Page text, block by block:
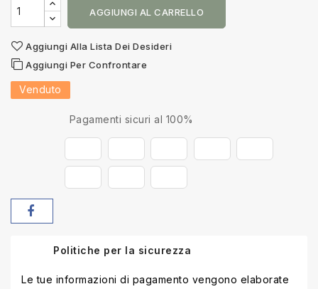
AGGIUNGI AL CARRELLO
Aggiungi Alla Lista Dei Desideri
Aggiungi Per Confrontare
Venduto
Pagamenti sicuri al 100%
Politiche per la sicurezza
Le tue informazioni di pagamento vengono elaborate